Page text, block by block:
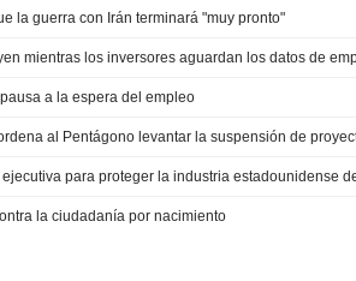
la guerra con Irán terminará "muy pronto"
a la espera del empleo
la ciudadanía por nacimiento